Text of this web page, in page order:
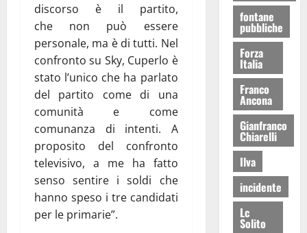
discorso è il partito,
che non può essere
personale, ma è di tutti. Nel
confronto su Sky, Cuperlo è
stato l’unico che ha parlato
del partito come di una
comunità e come
comunanza di intenti. A
proposito del confronto
televisivo, a me ha fatto
senso sentire i soldi che
hanno speso i tre candidati
per le primarie”.
fontane
pubbliche
Forza
Italia
Franco
Ancona
Gianfranco
Chiarelli
Ilva
incidente
Lc
Solito